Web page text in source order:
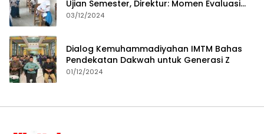
Ujian Semester, Direktur: Momen Evaluasi
Proses Pembelajaran
03/12/2024
Dialog Kemuhammadiyahan IMTM Bahas
Pendekatan Dakwah untuk Generasi Z
01/12/2024